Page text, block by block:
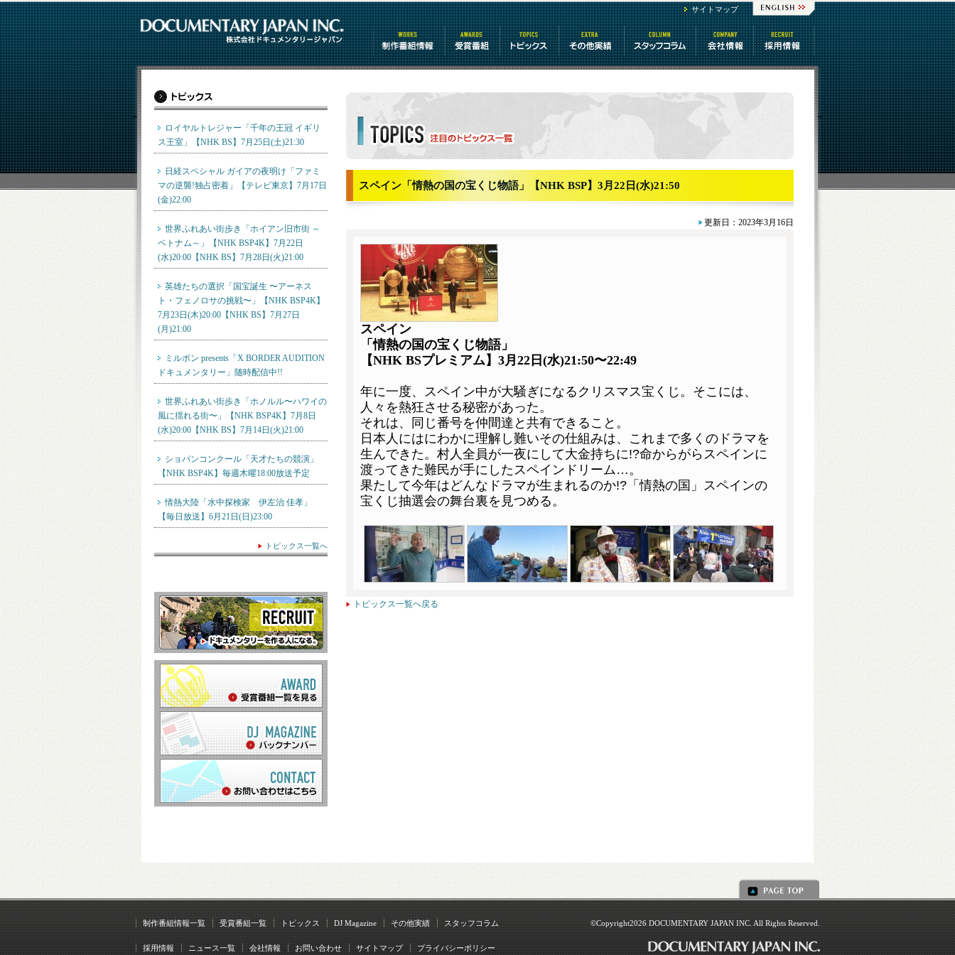
サイトマップ
制作番組情報 受賞番組 トピックス その他情報 スタッフコラム 会社情報 番組制作 求人
スペイン「情熱の国の宝くじ物語」【NHK BSP】3月22日(水)21:50
更新日：2023年3月16日
スペイン
「情熱の国の宝くじ物語」
【NHK BSプレミアム】3月22日(水)21:50〜22:49
年に一度、スペイン中が大騒ぎになるクリスマス宝くじ。 そこには、
人々を熱狂させる秘密があった。
それは、同じ番号を仲間達と共有できること。
日本人にはにわかに理解し難いその仕組みは、これまで多くのドラマを
生んできた。村人全員が一夜にして大金持ちに!?命からがらスペインに
渡ってきた難民が手にしたスペインドリーム…。
果たして今年はどんなドラマが生まれるのか!?「情熱の国」スペインの
宝くじ抽選会の舞台裏を見つめる。
トピックス一覧へ戻る
ロイヤルトレジャー「千年の王冠 イギリ
ス王室」【NHK BS】7月25日(土)21:30
日経スペシャル ガイアの夜明け「ファミ
マの逆襲!独占密着」【テレビ東京】7月17日
(金)22:00
世界ふれあい街歩き「ホイアン旧市街 ～
ベトナム～」【NHK BSP4K】7月22日
(水)20:00【NHK BS】7月28日(火)21:00
英雄たちの選択「国宝誕生 〜アーネス
ト・フェノロサの挑戦〜」【NHK BSP4K】
7月23日(木)20:00【NHK BS】7月27日
(月)21:00
ミルボン presents「X BORDER AUDITION
ドキュメンタリー」随時配信中!!
世界ふれあい街歩き「ホノルル〜ハワイの
風に揺れる街〜」【NHK BSP4K】7月8日
(水)20:00【NHK BS】7月14日(火)21:00
ショパンコンクール「天才たちの競演」
【NHK BSP4K】毎週木曜18:00放送予定
情熱大陸「水中探検家 伊左治 佳孝」
【毎日放送】6月21日(日)23:00
トピックス一覧へ
制作番組情報一覧 受賞番組一覧 トピックス DJ Magazine その他実績 スタッフコラム
採用情報 ニュース一覧 会社情報 お問い合わせ サイトマップ プライバシーポリシー
©Copyright2026 DOCUMENTARY JAPAN INC. All Rights Reserved.